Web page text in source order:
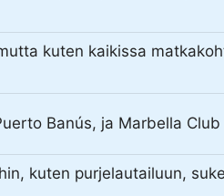
kuten kaikissa
Banús, ja Marbella
kuten purjelautailuun,